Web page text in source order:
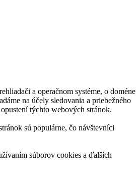
a operačnom systéme, o doméne
na účely sledovania a priebežného
týchto webových stránok.
sú populárne, čo návštevníci
súborov cookies a ďalších